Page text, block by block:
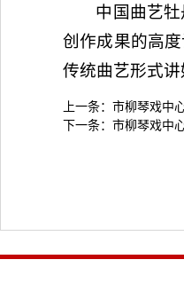
中国曲艺
创作成果的高
传统曲艺形式讲
上一条： 市柳琴戏中
下一条： 市柳琴戏中